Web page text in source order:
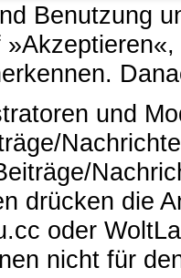
Benutzung
und
drücken die
oder
nicht für